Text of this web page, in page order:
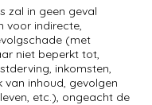
zal in geen geval
voor indirecte,
(met
niet beperkt tot,
inkomsten,
van inhoud, gevolgen
etc.), ongeacht de